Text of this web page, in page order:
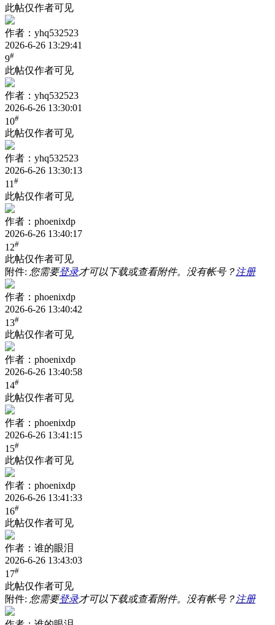
此帖仅作者可见
作者：yhq532523
2026-6-26 13:29:41
9#
此帖仅作者可见
作者：yhq532523
2026-6-26 13:30:01
10#
此帖仅作者可见
作者：yhq532523
2026-6-26 13:30:13
11#
此帖仅作者可见
作者：phoenixdp
2026-6-26 13:40:17
12#
此帖仅作者可见
附件: 您需要登录才可以下载或查看附件。没有帐号？ 注册
作者：phoenixdp
2026-6-26 13:40:42
13#
此帖仅作者可见
作者：phoenixdp
2026-6-26 13:40:58
14#
此帖仅作者可见
作者：phoenixdp
2026-6-26 13:41:15
15#
此帖仅作者可见
作者：phoenixdp
2026-6-26 13:41:33
16#
此帖仅作者可见
作者：谁的眼泪
2026-6-26 13:43:03
17#
此帖仅作者可见
附件: 您需要登录才可以下载或查看附件。没有帐号？ 注册